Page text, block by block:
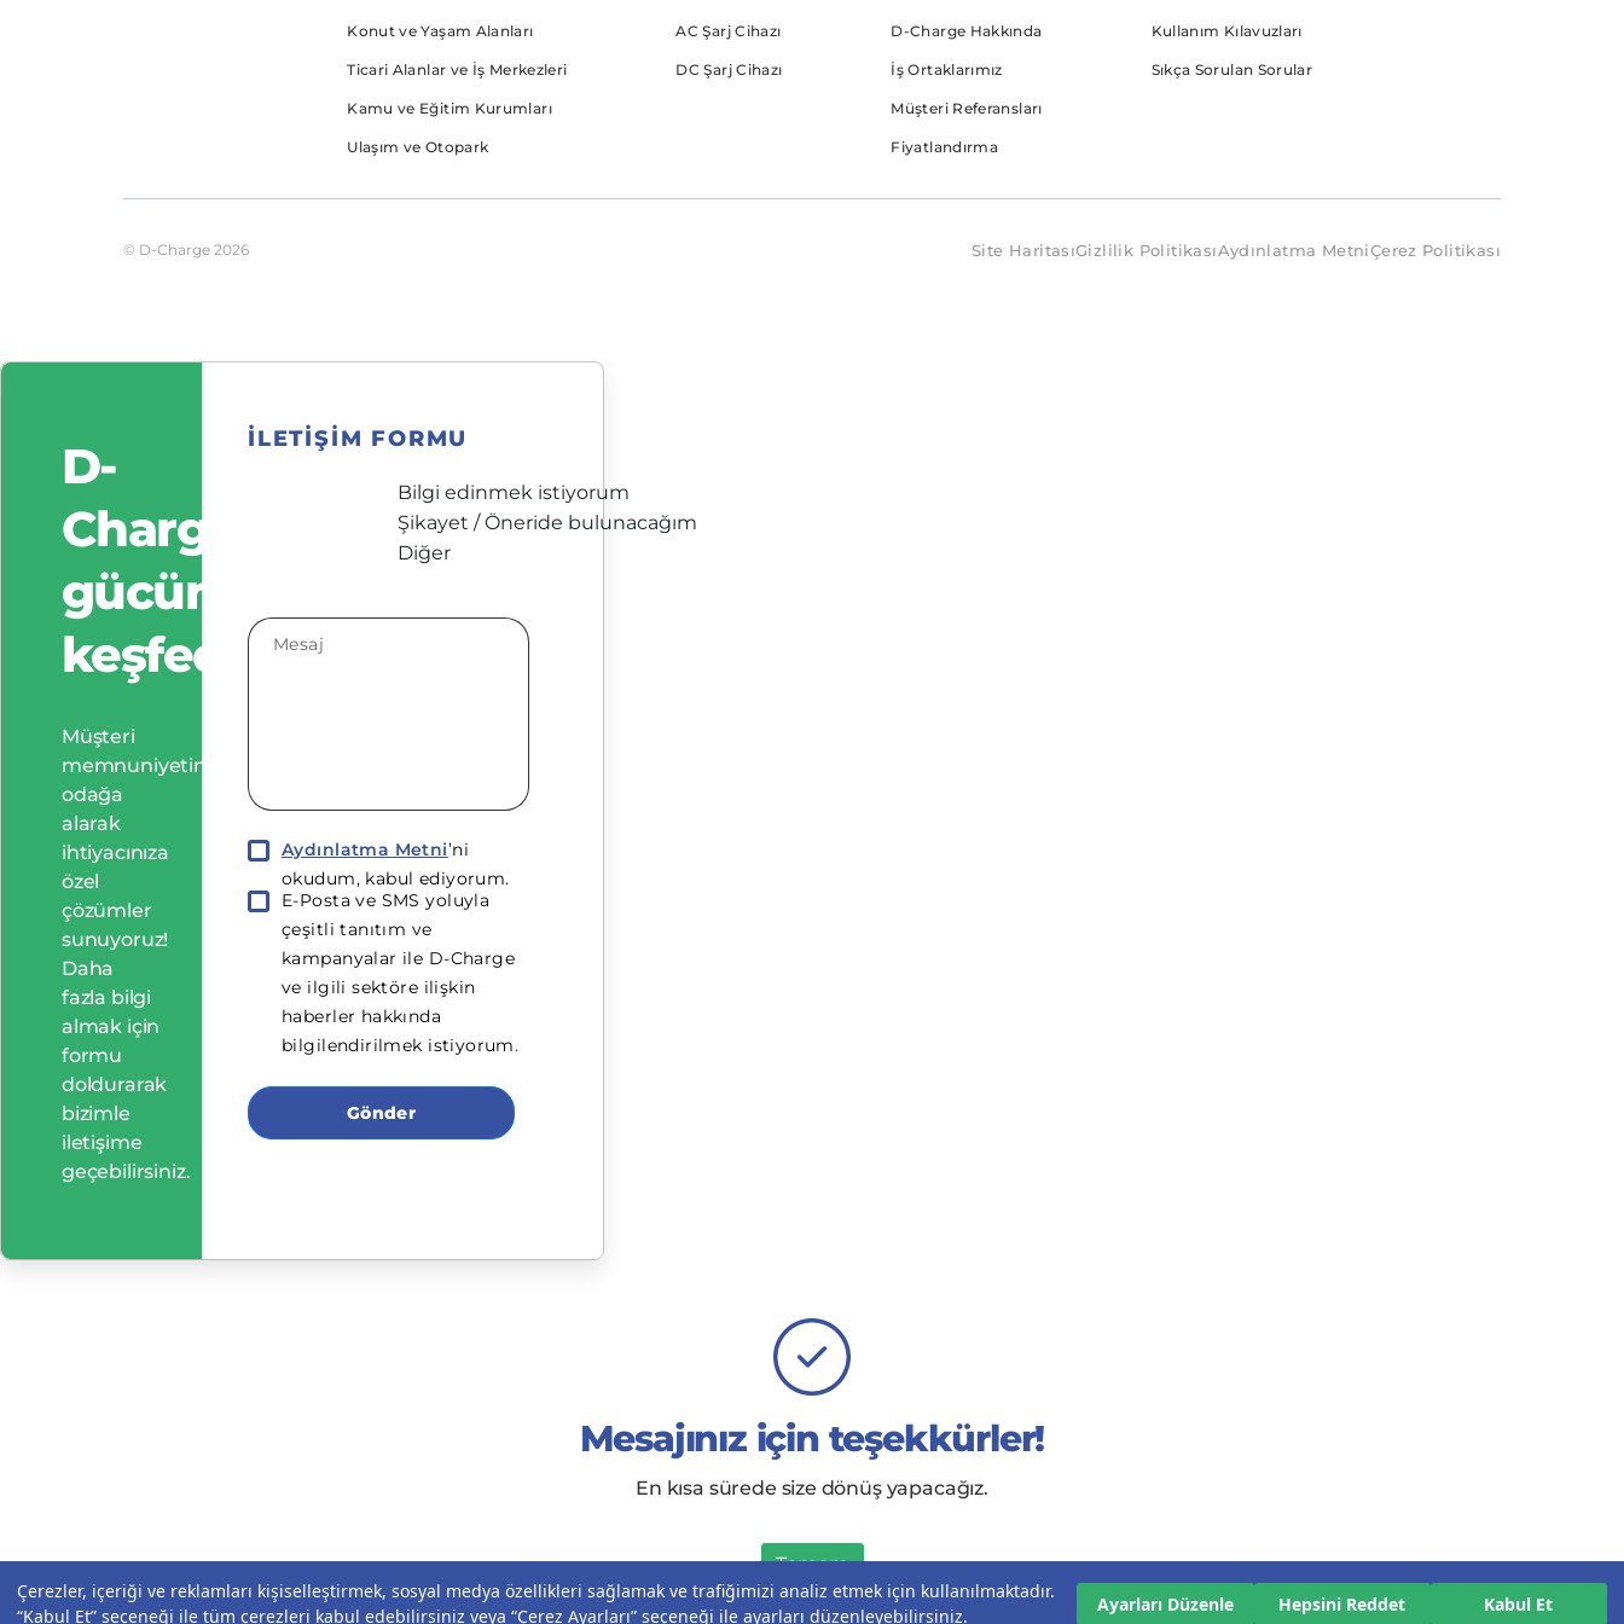
Çerezler, içeriği ve reklamları kişiselleştirmek, sosyal medya özellikleri sağlamak ve trafiğimizi analiz etmek için kullanılmaktadır.
“Kabul Et” seçeneği ile tüm çerezleri kabul edebilirsiniz veya “Çerez Ayarları” seçeneği ile ayarları düzenleyebilirsiniz.
Ayarları Düzenle Hepsini Reddet Kabul Et
Konut ve Yaşam Alanları
Ticari Alanlar ve İş Merkezleri
Kamu ve Eğitim Kurumları
Ulaşım ve Otopark
AC Şarj Cihazı
DC Şarj Cihazı
D-Charge Hakkında
İş Ortaklarımız
Müşteri Referansları
Fiyatlandırma
Kullanım Kılavuzları
Sıkça Sorulan Sorular
© D-Charge 2026 Site HaritasıGizlilik PolitikasıAydınlatma MetniÇerez Politikası
D-
Charge’ın
gücünü
keşfedin!
Müşteri
memnuniyetini
odağa
alarak
ihtiyacınıza
özel
çözümler
sunuyoruz!
Daha
fazla bilgi
almak için
formu
doldurarak
bizimle
iletişime
geçebilirsiniz.
ILETIŞIM FORMU
Aydınlatma Metni’ni
okudum, kabul ediyorum.
E-Posta ve SMS yoluyla
çeşitli tanıtım ve
kampanyalar ile D-Charge
ve ilgili sektöre ilişkin
haberler hakkında
bilgilendirilmek istiyorum.
Gönder
Mesajınız için teşekkürler!
En kısa sürede size dönüş yapacağız.
Tamam